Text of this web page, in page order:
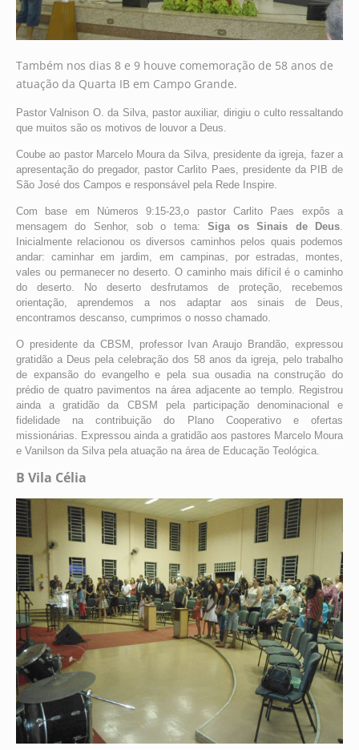
Também nos dias 8 e 9 houve comemoração de 58 anos de
atuação da Quarta IB em Campo Grande.
Pastor Valnison O. da Silva, pastor auxiliar, dirigiu o culto ressaltando
que muitos são os motivos de louvor a Deus.
Coube ao pastor Marcelo Moura da Silva, presidente da igreja, fazer a
apresentação do pregador, pastor Carlito Paes, presidente da PIB de
São José dos Campos e responsável pela Rede Inspire.
Com base em Números 9:15-23,o pastor Carlito Paes expôs a
mensagem do Senhor, sob o tema: Siga os Sinais de Deus
Inicialmente relacionou os diversos caminhos pelos quais podemos
andar: caminhar em jardim, em campinas, por estradas, montes,
vales ou permanecer no deserto. O caminho mais difícil é o caminho
do deserto. No deserto desfrutamos de proteção, recebemos
orientação, aprendemos a nos adaptar aos sinais de Deus,
encontramos descanso, cumprimos o nosso chamado.
O presidente da CBSM, professor Ivan Araujo Brandão, expressou
gratidão a Deus pela celebração dos 58 anos da igreja, pelo trabalho
de expansão do evangelho e pela sua ousadia na construção do
prédio de quatro pavimentos na área adjacente ao templo. Registrou
ainda a gratidão da CBSM pela participação denominacional e
fidelidade na contribuição do Plano Cooperativo e ofertas
missionárias. Expressou ainda a gratidão aos pastores Marcelo Moura
e Vanilson da Silva pela atuação na área de Educação Teológica.
B Vila Célia